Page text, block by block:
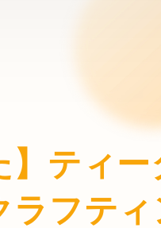
】ティ
フティ